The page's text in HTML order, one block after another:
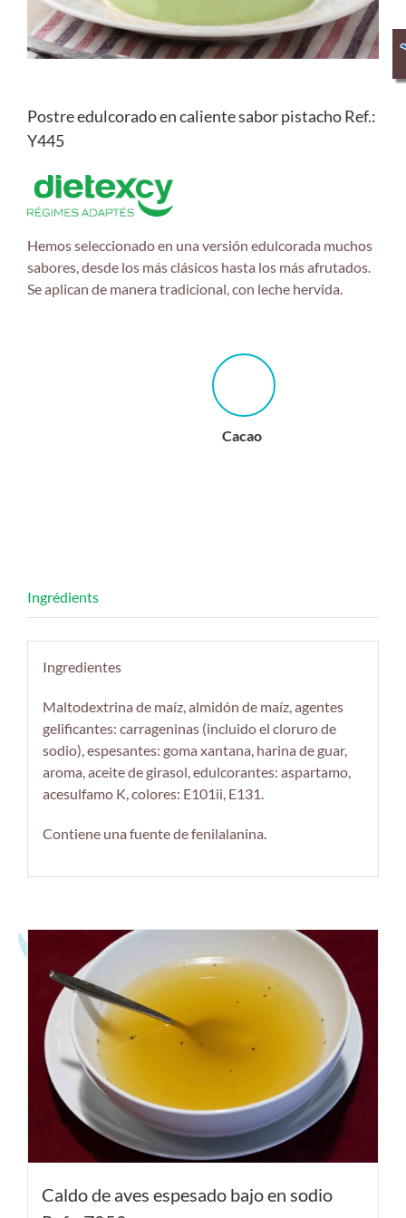
Postre edulcorado en caliente sabor pistacho Ref.:
Y445
Hemos seleccionado en una versión edulcorada muchos
sabores, desde los más clásicos hasta los más afrutados.
Se aplican de manera tradicional, con leche hervida.
Ingredientes
Maltodextrina de maíz, almidón de maíz, agentes
gelificantes: carrageninas (incluido el cloruro de
sodio), espesantes: goma xantana, harina de guar,
aroma, aceite de girasol, edulcorantes: aspartamo,
acesulfamo K, colores: E101ii, E131.
Contiene una fuente de fenilalanina.
Productos relacionados
Caldo de aves espesado bajo en sodio